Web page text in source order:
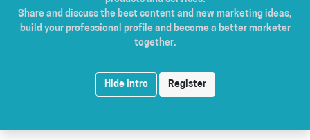
Share and discuss the best content and new marketing ideas,
build your professional profile and become a better marketer
together.
Hide Intro Register